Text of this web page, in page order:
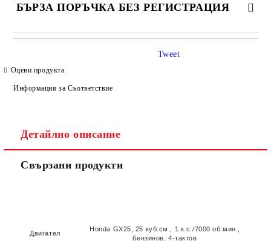
БЪРЗА ПОРЪЧКА БЕЗ РЕГИСТРАЦИЯ
САМО ПОПЪЛНЕТЕ 4 ПОЛЕТА
Оцени продукта
Информация за Съответствие
Tweet
Детайлно описание
Свързани продукти
Двигател
Honda GX25, 25 куб.см., 1 к.с./7000 об.мин.,
бензинов, 4-тактов